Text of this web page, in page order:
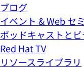
ブログ
イベント & Web セ
ポッドキャストと
Red Hat TV
リソースライブラリ